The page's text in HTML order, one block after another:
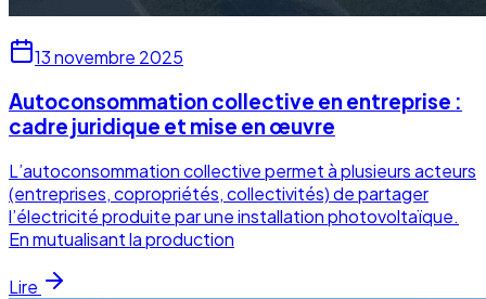
13 novembre 2025
Autoconsommation collective en entreprise :
cadre juridique et mise en œuvre
L’autoconsommation collective permet à plusieurs acteurs
(entreprises, copropriétés, collectivités) de partager
l’électricité produite par une installation photovoltaïque.
En mutualisant la production
Lire